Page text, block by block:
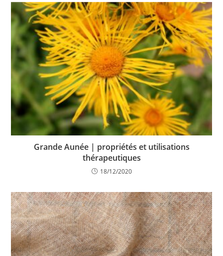
Grande Aunée | propriétés et utilisations
thérapeutiques
18/12/2020